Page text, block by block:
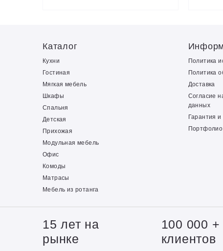
Каталог
Кухни
Гостиная
Мягкая мебель
Шкафы
Спальня
Детская
Прихожая
Модульная мебель
Офис
Комоды
Матрасы
Мебель из ротанга
Политика
Политика
Доставка
Согласие
данных
Гарантия и
Портфолио
15 лет на
рынке
100 000 +
клиентов